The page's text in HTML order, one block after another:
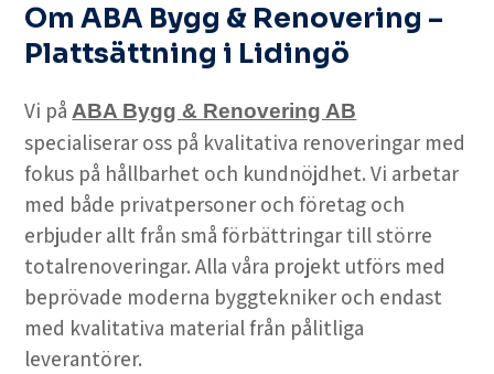
Om ABA Bygg & Renovering –
Plattsättning i Lidingö
Vi påABA Bygg & Renovering AB
specialiserar oss på kvalitativa renoveringar med
fokus på hållbarhet och kundnöjdhet. Vi arbetar
med både privatpersoner och företag och
erbjuder allt från små förbättringar till större
totalrenoveringar. Alla våra projekt utförs med
beprövade moderna byggtekniker och endast
med kvalitativa material från pålitliga
leverantörer.